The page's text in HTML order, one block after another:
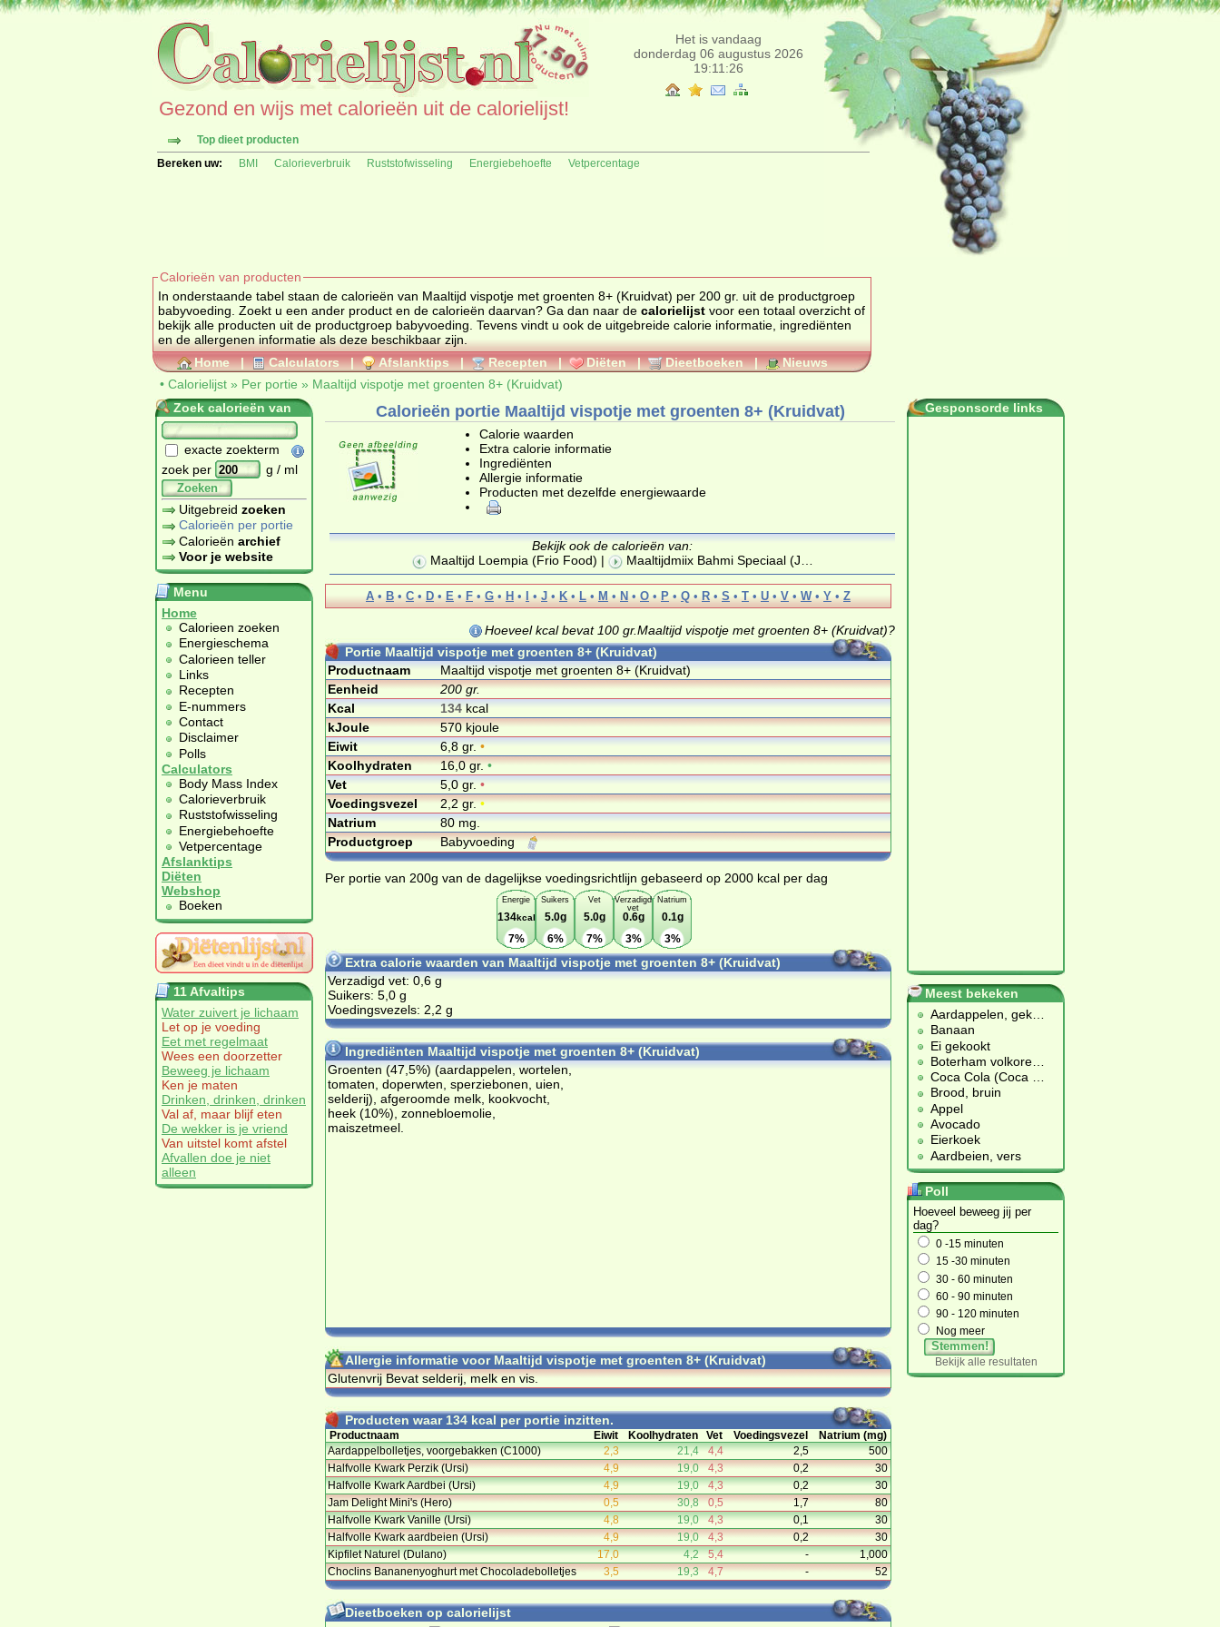
Het is vandaag
donderdag 06 augustus 2026
19:11:26
Gezond en wijs met calorieën uit de calorielijst!
Top dieet producten
Bereken uw:
BMI Calorieverbruik Ruststofwisseling Energiebehoefte Vetpercentage
Calorieën van producten
In onderstaande tabel staan de calorieën van Maaltijd vispotje met groenten 8+ (Kruidvat) per 200 gr. uit de productgroep
babyvoeding. Zoekt u een ander product en de calorieën daarvan? Ga dan naar de calorielijst voor een totaal overzicht of
bekijk alle producten uit de productgroep babyvoeding
en de allergenen informatie als deze beschikbaar zijn.
Home | Calculators | Afslanktips | Recepten | Diëten | Dieetboeken |
Nieuws
• Calorielijst » Per portie » Maaltijd vispotje met groenten 8+ (Kruidvat)
Zoek calorieën van
exacte zoekterm
zoek per
g / ml
Zoeken
Uitgebreid zoeken
Calorieën per portie
Calorieën archief
Voor je website
Menu
Home
Calorieen zoeken
Energieschema
Calorieen teller
Links
Recepten
E-nummers
Contact
Disclaimer
Polls
Calculators
Body Mass Index
Calorieverbruik
Ruststofwisseling
Energiebehoefte
Vetpercentage
Afslanktips
Diëten
Webshop
Boeken
11 Afvaltips
Water zuivert je lichaam
Let op je voeding
Eet met regelmaat
Wees een doorzetter
Beweeg je lichaam
Ken je maten
Drinken, drinken, drinken
Val af, maar blijf eten
De wekker is je vriend
Van uitstel komt afstel
Afvallen doe je niet
alleen
Calorieën portie Maaltijd vispotje met groenten 8+ (Kruidvat)
Calorie waarden
Extra calorie informatie
Ingrediënten
Allergie informatie
Producten met dezelfde energiewaarde
Bekijk ook de calorieën van:
Maaltijd Loempia (Frio Food) | Maaltijdmiix Bahmi Speciaal (J…
A • B • C • D • E • F • G • H • I • J • K • L • M • N • O • P • Q • R • S • T • U • V • W • Y • Z
Hoeveel kcal bevat 100 gr.Maaltijd vispotje met groenten 8+ (Kruidvat)?
Portie Maaltijd vispotje met groenten 8+ (Kruidvat)
Productnaam
Maaltijd vispotje met groenten 8+ (Kruidvat)
Eenheid
200 gr.
Kcal
134 kcal
kJoule
570 kjoule
Eiwit
6,8 gr. •
Koolhydraten
16,0 gr.•
Vet
5,0 gr. •
Voedingsvezel
2,2 gr.•
Natrium
80 mg.
Productgroep
Babyvoeding
Per portie van 200g van de dagelijkse voedingsrichtlijn gebaseerd op 2000 kcal per dag
Energie
134kcal
7%
Suikers
5.0g
6%
Vet
5.0g
7%
Verzadigd
vet
0.6g
3%
Natrium
0.1g
3%
Extra calorie waarden van Maaltijd vispotje met groenten 8+ (Kruidvat)
Verzadigd vet: 0,6 g
Suikers: 5,0 g
Voedingsvezels: 2,2 g
Ingrediënten Maaltijd vispotje met groenten 8+ (Kruidvat)
Groenten (47,5%) (aardappelen, wortelen,
tomaten, doperwten, sperziebonen, uien,
selderij), afgeroomde melk, kookvocht,
heek (10%), zonnebloemolie,
maiszetmeel.
Allergie informatie voor Maaltijd vispotje met groenten 8+ (Kruidvat)
Glutenvrij Bevat selderij, melk en vis.
Producten waar 134 kcal per portie inzitten.
Productnaam Eiwit Koolhydraten Vet Voedingsvezel
Natrium (mg)
Aardappelbolletjes, voorgebakken (C1000)
2,3 21,4 4,4 2,5
500
Halfvolle Kwark Perzik (Ursi)
4,9 19,0 4,3 0,2
30
Halfvolle Kwark Aardbei (Ursi)
4,9 19,0 4,3 0,2
30
Jam Delight Mini's (Hero)
0,5 30,8 0,5 1,7
80
Halfvolle Kwark Vanille (Ursi)
4,8 19,0 4,3 0,1
30
Halfvolle Kwark aardbeien (Ursi)
4,9 19,0 4,3 0,2
30
Kipfilet Naturel (Dulano)
17,0 4,2 5,4 -
1,000
Choclins Bananenyoghurt met Chocoladebolletjes
3,5 19,3 4,7 - 52
Dieetboeken op calorielijst
Gesponsorde links
Meest bekeken
Aardappelen, gek
Banaan
Ei gekookt
Boterham volkore
Coca Cola (Coca
Brood, bruin
Appel
Avocado
Eierkoek
Aardbeien, vers
Poll
Hoeveel beweeg jij per
dag?
0 -15 minuten
15 -30 minuten
30 - 60 minuten
60 - 90 minuten
90 - 120 minuten
Nog meer
Stemmen!
Bekijk alle resultaten